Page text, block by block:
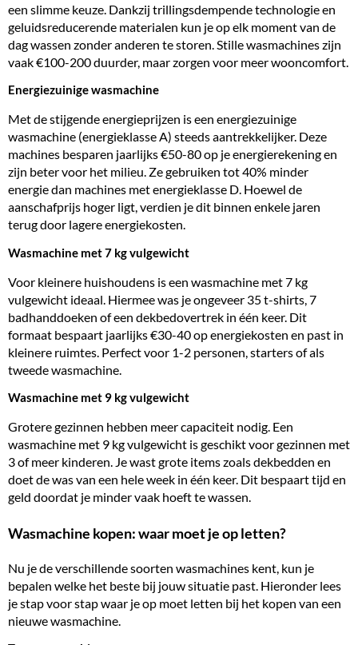
een slimme keuze. Dankzij trillingsdempende technologie en
geluidsreducerende materialen kun je op elk moment van de
dag wassen zonder anderen te storen. Stille wasmachines zijn
vaak €100-200 duurder, maar zorgen voor meer wooncomfort.
Energiezuinige wasmachine
Met de stijgende energieprijzen is een energiezuinige
wasmachine (energieklasse A) steeds aantrekkelijker. Deze
machines besparen jaarlijks €50-80 op je energierekening en
zijn beter voor het milieu. Ze gebruiken tot 40% minder
energie dan machines met energieklasse D. Hoewel de
aanschafprijs hoger ligt, verdien je dit binnen enkele jaren
terug door lagere energiekosten.
Wasmachine met 7 kg vulgewicht
Voor kleinere huishoudens is een wasmachine met 7 kg
vulgewicht ideaal. Hiermee was je ongeveer 35 t-shirts, 7
badhanddoeken of een dekbedovertrek in één keer. Dit
formaat bespaart jaarlijks €30-40 op energiekosten en past in
kleinere ruimtes. Perfect voor 1-2 personen, starters of als
tweede wasmachine.
Wasmachine met 9 kg vulgewicht
Grotere gezinnen hebben meer capaciteit nodig. Een
wasmachine met 9 kg vulgewicht is geschikt voor gezinnen met
3 of meer kinderen. Je wast grote items zoals dekbedden en
doet de was van een hele week in één keer. Dit bespaart tijd en
geld doordat je minder vaak hoeft te wassen.
Wasmachine kopen: waar moet je op letten?
Nu je de verschillende soorten wasmachines kent, kun je
bepalen welke het beste bij jouw situatie past. Hieronder lees
je stap voor stap waar je op moet letten bij het kopen van een
nieuwe wasmachine.